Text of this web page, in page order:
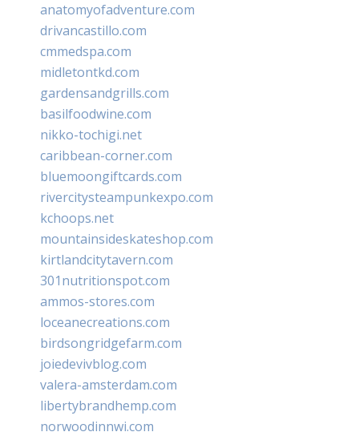
anatomyofadventure.com
drivancastillo.com
cmmedspa.com
midletontkd.com
gardensandgrills.com
basilfoodwine.com
nikko-tochigi.net
caribbean-corner.com
bluemoongiftcards.com
rivercitysteampunkexpo.com
kchoops.net
mountainsideskateshop.com
kirtlandcitytavern.com
301nutritionspot.com
ammos-stores.com
loceanecreations.com
birdsongridgefarm.com
joiedevivblog.com
valera-amsterdam.com
libertybrandhemp.com
norwoodinnwi.com